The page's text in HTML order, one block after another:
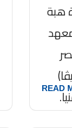
هبة
READ